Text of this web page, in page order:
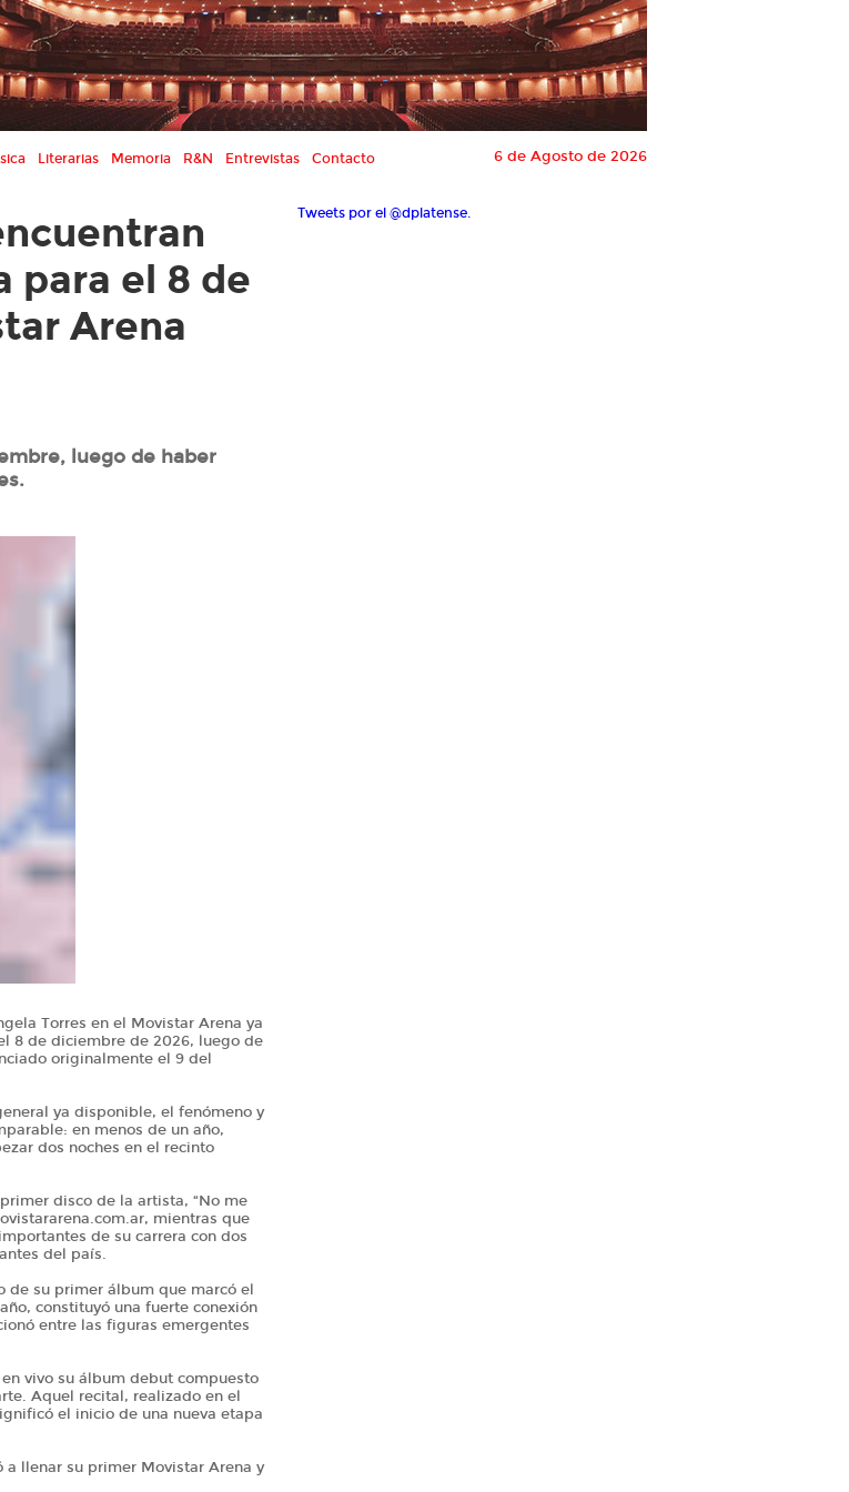
Literarias Memoria R&N Entrevistas Contacto 6 de Agosto de 2026
para el 8 de
Arena
luego de haber
Torres en el Movistar Arena ya
8 de diciembre de 2026, luego de
originalmente el 9 del
ya disponible, el fenómeno y
en menos de un año,
dos noches en el recinto
disco de la artista, “No me
mientras que
de su carrera con dos
del país.
de su primer álbum que marcó el
constituyó una fuerte conexión
entre las figuras emergentes
vivo su álbum debut compuesto
Aquel recital, realizado en el
el inicio de una nueva etapa
a llenar su primer Movistar Arena y
Tweets por el @dplatense.